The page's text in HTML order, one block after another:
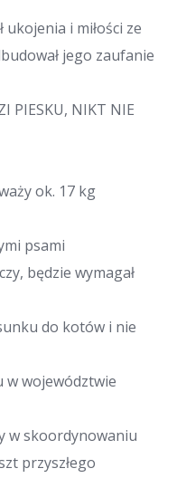
ukojenia i miłości ze
jego zaufanie
PIESKU, NIKT NIE
ok. 17 kg
psami
będzie wymagał
do kotów i nie
w województwie
w skoordynowaniu
przyszłego